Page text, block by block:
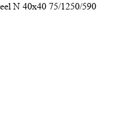
N 40х40 75/1250/590